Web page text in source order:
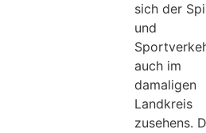
sich der
und
auch im
damaligen
Landkreis
zusehens.